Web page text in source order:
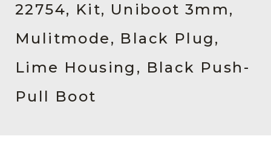
解决方案
产品
资源
关于我们
22754, Kit, Uniboot 3mm,
Mulitmode, Black Plug,
Lime Housing, Black Push-
Pull Boot